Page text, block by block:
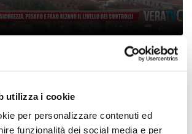
utilizza i cookie
per personalizzare contenuti ed
funzionalità dei social media e per
Pesaro e Fano alzano il